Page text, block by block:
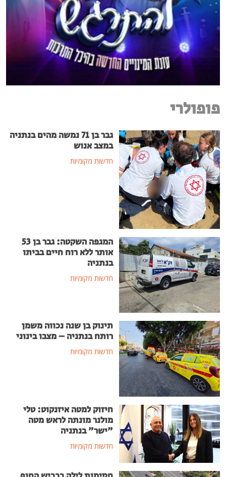
פופולרי
גבר בן 71 נמשה מהים בנתניה
במצב אנוש
חדשות מקומיות
המגפה השקטה: גבר בן 53
אותר ללא רוח חיים בביתו
בנתניה
חדשות מקומיות
תינוק בן שנה נכווה משמן
רותח בנתניה – מצבו בינוני
חדשות מקומיות
חיזוק למטה איזנקוט: טלי
מולנר מונתה לראש מטה
"ישר" בנתניה
חדשות מקומיות